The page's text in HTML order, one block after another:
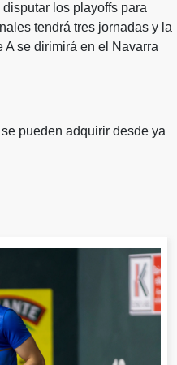
los playoffs para
tendrá tres jornadas y la
se dirimirá en el Navarra
pueden adquirir desde ya